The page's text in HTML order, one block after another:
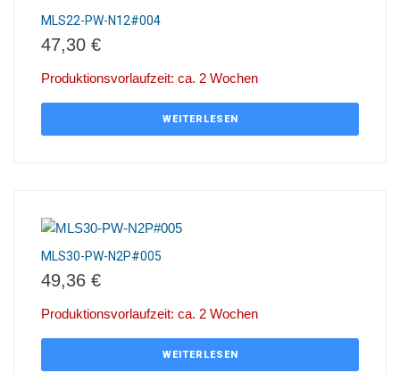
MLS22-PW-N12#004
47,30 €
Produktionsvorlaufzeit: ca. 2 Wochen
WEITERLESEN
MLS30-PW-N2P#005
49,36 €
Produktionsvorlaufzeit: ca. 2 Wochen
WEITERLESEN